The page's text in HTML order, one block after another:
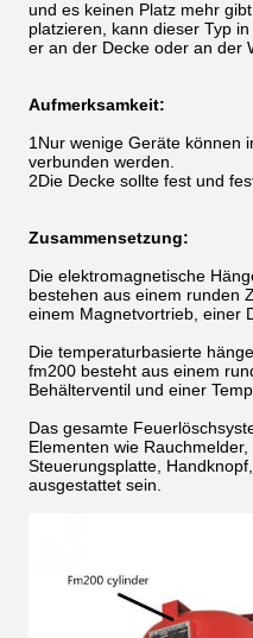
und es keinen Platz mehr
platzieren, kann dieser Typ
er an der Decke oder an der
Aufmerksamkeit:
1Nur wenige Geräte können
verbunden werden.
2Die Decke sollte fest und
Zusammensetzung:
Die elektromagnetische
bestehen aus einem runden
einem Magnetvortrieb, einer
Die temperaturbasierte
fm200 besteht aus einem
Behälterventil und einer
Das gesamte
Elementen wie Rauchmelder,
Steuerungsplatte,
ausgestattet sein.